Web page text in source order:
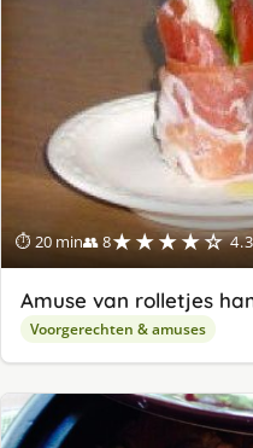
⏱ 20 min👥 8★★★★☆
Amuse van rolletjes
Voorgerechten & amuses